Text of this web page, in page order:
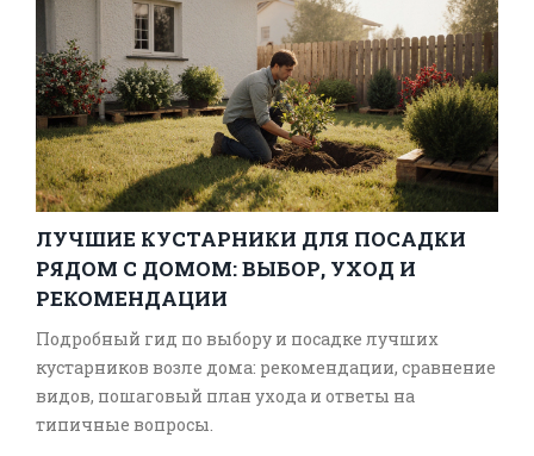
ЛУЧШИЕ КУСТАРНИКИ ДЛЯ ПОСАДКИ
РЯДОМ С ДОМОМ: ВЫБОР, УХОД И
РЕКОМЕНДАЦИИ
Подробный гид по выбору и посадке лучших
кустарников возле дома: рекомендации, сравнение
видов, пошаговый план ухода и ответы на
типичные вопросы.